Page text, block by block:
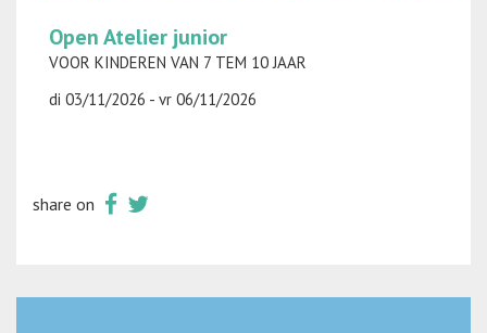
Open Atelier junior
VOOR KINDEREN VAN 7 TEM 10 JAAR
di 03/11/2026 - vr 06/11/2026
share on